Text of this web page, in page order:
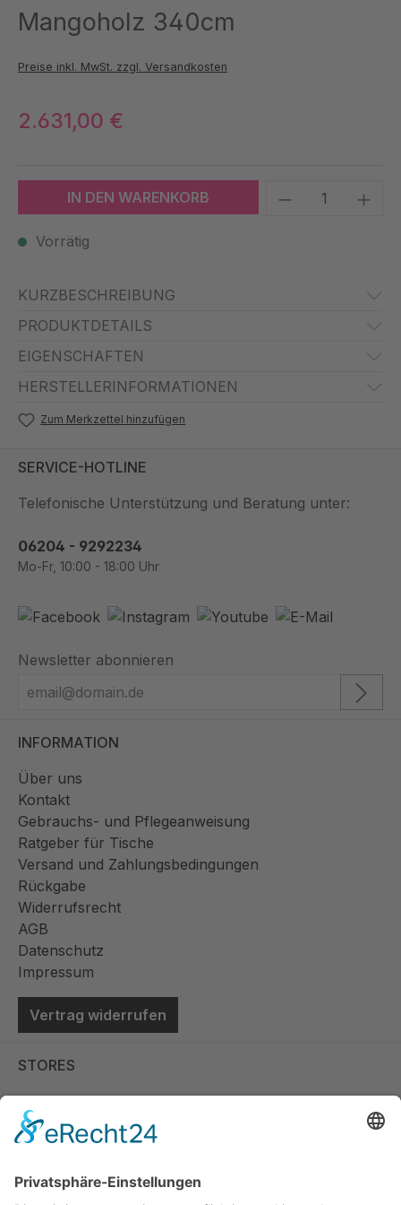
Mangoholz 340cm
Preise inkl. MwSt. zzgl. Versandkosten
2.631,00 €
IN DEN WARENKORB Produkt
Vorrätig
KURZBESCHREIBUNG
PRODUKTDETAILS
EIGENSCHAFTEN
HERSTELLERINFORMATIONEN
Zum Merkzettel hinzufügen
SERVICE-HOTLINE
Telefonische Unterstützung und Beratung unter:
06204 - 9292234
Mo-Fr, 10:00 - 18:00 Uhr
Newsletter abonnieren
INFORMATION
Über uns
Kontakt
Gebrauchs- und Pflegeanweisung
Ratgeber für Tische
Versand und Zahlungsbedingungen
Rückgabe
Widerrufsrecht
AGB
Datenschutz
Impressum
Vertrag widerrufen
STORES
Store Viernheim
Store Berlin
Handelspartner Köln
SICHERE BEZAHLUNG